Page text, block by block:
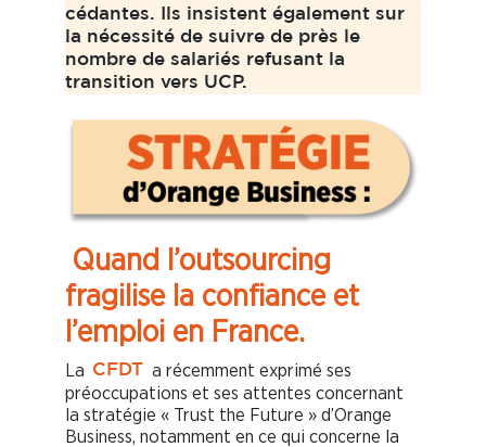
cédantes. Ils insistent également sur
la nécessité de suivre de près le
nombre de salariés refusant la
transition vers UCP.
Quand l’outsourcing
fragilise la confiance et
l’emploi en France.
La CFDT
a récemment exprimé ses
préoccupations et ses attentes concernant
la stratégie « Trust the Future » d’Orange
Business, notamment en ce qui concerne la